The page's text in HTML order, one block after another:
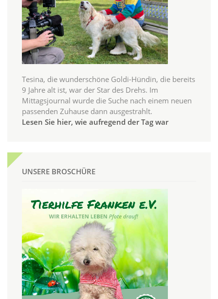
Tesina, die wunderschöne Goldi-Hündin, die bereits
9 Jahre alt ist, war der Star des Drehs. Im
Mittagsjournal wurde die Suche nach einem neuen
passenden Zuhause dann ausgestrahlt.
Lesen Sie hier, wie aufregend der Tag war
UNSERE BROSCHÜRE